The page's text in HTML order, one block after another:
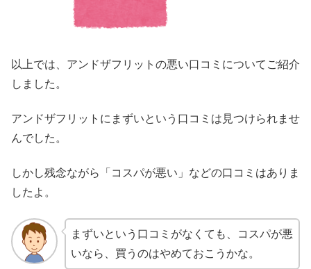
以上では、アンドザフリットの悪い口コミについてご紹介
しました。
アンドザフリットにまずいという口コミは見つけられませ
んでした。
しかし残念ながら「コスパが悪い」などの口コミはありま
したよ。
まずいという口コミがなくても、コスパが悪
いなら、買うのはやめておこうかな。